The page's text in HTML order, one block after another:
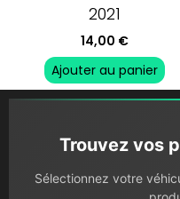
2021
14,00 €
Ajouter au panier
Trouvez vos
Sélectionnez votre